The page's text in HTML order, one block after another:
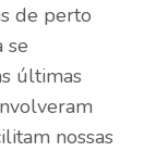
de perto
se
últimas
nossas